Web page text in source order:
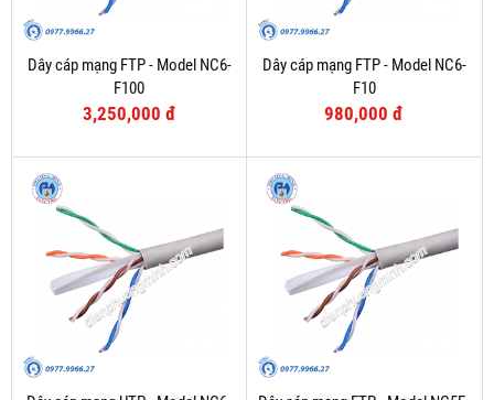
Dây cáp mạng FTP - Model NC6-
F100
3,250,000 đ
Dây cáp mạng FTP - Model NC6-
F10
980,000 đ